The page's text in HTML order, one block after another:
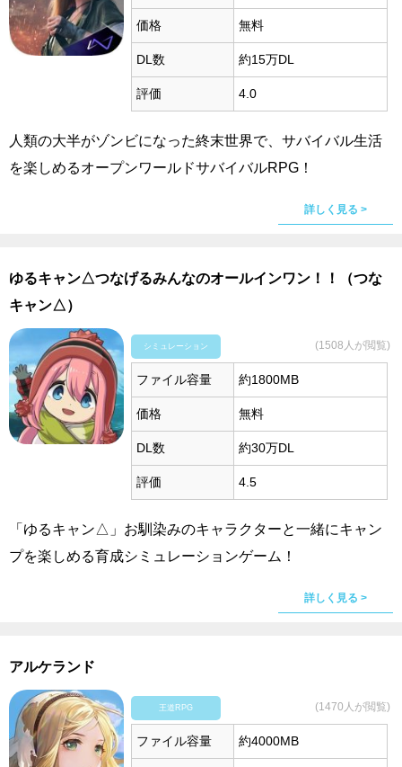
価格 無料
DL数 約15万DL
評価 4.0
人類の大半がゾンビになった終末世界で、サバイバル生活
を楽しめるオープンワールドサバイバルRPG！
詳しく見る >
ゆるキャン△つなげるみんなのオールインワン！！（つな
キャン△）
シミュレーション (1508人が閲覧)
ファイル容量 約1800MB
価格 無料
DL数 約30万DL
評価 4.5
「ゆるキャン△」お馴染みのキャラクターと一緒にキャン
プを楽しめる育成シミュレーションゲーム！
詳しく見る >
アルケランド
王道RPG (1470人が閲覧)
ファイル容量 約4000MB